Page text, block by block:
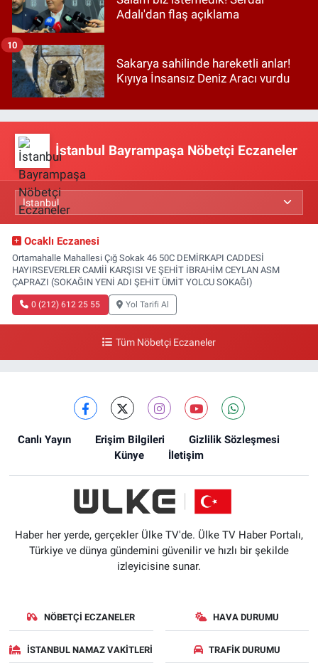
Adalı'dan flaş açıklama
Sakarya sahilinde hareketli anlar!
Kıyıya İnsansız Deniz Aracı vurdu
10
İstanbul Bayrampaşa Nöbetçi Eczaneler
Ocaklı Eczanesi
Ortamahalle Mahallesi Çığ Sokak 46 50C DEMİRKAPI CADDESİ
HAYIRSEVERLER CAMİİ KARŞISI VE ŞEHİT İBRAHİM CEYLAN ASM
ÇAPRAZI (SOKAĞIN YENİ ADI ŞEHİT ÜMİT YOLCU SOKAĞI)
0 (212) 612 25 55 Yol Tarifi Al
Tüm Nöbetçi Eczaneler
Canlı Yayın Erişim Bilgileri
Gizlilik Sözleşmesi
Künye
İletişim
Haber her yerde, gerçekler Ülke TV'de. Ülke TV Haber Portalı,
Türkiye ve dünya gündemini güvenilir ve hızlı bir şekilde
izleyicisine sunar.
NÖBETÇI ECZANELER HAVA DURUMU
İSTANBUL NAMAZ VAKITLERI TRAFIK DURUMU